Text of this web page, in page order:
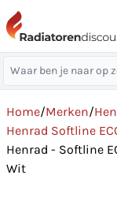
Home/Merken/
Henrad Softline
Henrad - Softline
Wit